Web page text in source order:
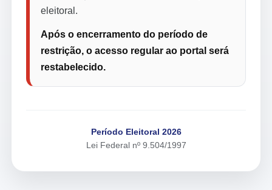
eleitoral.
Após o encerramento do período de
restrição, o acesso regular ao portal será
restabelecido.
Período Eleitoral 2026
Lei Federal nº 9.504/1997